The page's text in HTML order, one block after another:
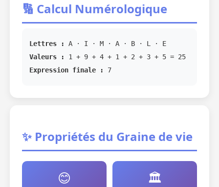
🔢 Calcul Numérologique
Lettres :
A · I · M · A · B · L · E
Valeurs :
1 + 9 + 4 + 1 + 2 + 3 + 5 = 25
Expression finale :
7
✨ Propriétés du Graine de vie
😊 🏛️